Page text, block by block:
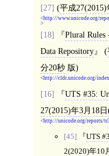
[27] (平成
http://www.unicode.org/
[18]
Plural Rules
Data Repository
(
分20秒版)
http://cldr.unicode.org/
[16] UTS #35:
27(2015)年3月18
http://unicode.org/reports/
[45] UTS
2(2020)年10